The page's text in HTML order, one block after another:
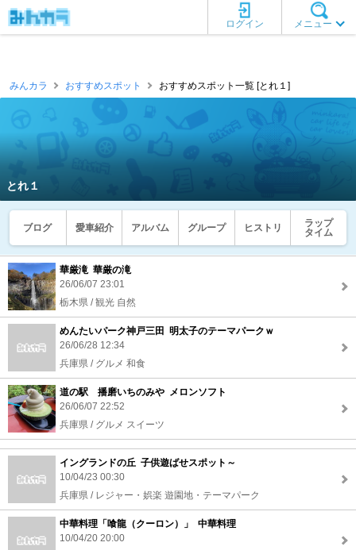
メニュー
ログイン
みんカラ おすすめスポット おすすめスポット一覧 [とれ１]
とれ１
ブログ 愛車紹介 アルバム グループ ヒストリ
ラップ
タイム
華厳滝 華厳の滝
26/06/07 23:01
栃木県 / 観光 自然
めんたいパーク神戸三田 明太子のテーマパークｗ
26/06/28 12:34
兵庫県 / グルメ 和食
道の駅 播磨いちのみや メロンソフト
26/06/07 22:52
兵庫県 / グルメ スイーツ
イングランドの丘 子供遊ばせスポット～
10/04/23 00:30
兵庫県 / レジャー・娯楽 遊園地・テーマパーク
中華料理「喰龍（クーロン）」 中華料理
10/04/20 20:00